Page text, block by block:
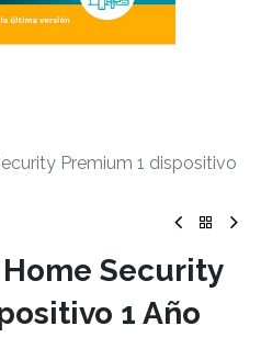
Premium 1 dispositivo
Security
1 Año